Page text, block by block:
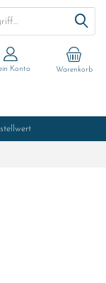
Warenkorb
Konto